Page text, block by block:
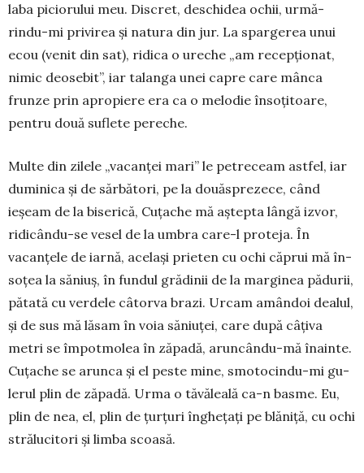
laba piciorului meu. Dis­cret, deschidea ochii, ur­mă­
rindu-mi privirea și natura din jur. La spargerea unui
ecou (venit din sat), ridica o ureche „am recepționat,
nimic deo­sebit”, iar talanga unei capre care mânca
frunze prin apro­piere era ca o melodie înso­țitoare,
pentru două suflete pe­reche.
Multe din zilele „vacanței mari” le petreceam astfel, iar
duminica și de sărbători, pe la douăsprezece, când
ieșeam de la biserică, Cuțache mă aștepta lângă izvor,
ridicându-se vesel de la umbra care-l proteja. În
vacanțele de iarnă, același pri­e­ten cu ochi căprui mă în­
soțea la săniuș, în fundul gră­dinii de la marginea pădu­rii,
pătată cu verdele câtor­va brazi. Urcam amândoi dealul,
și de sus mă lă­sam în voia săniuței, care du­pă câțiva
metri se îm­potmolea în zăpadă, arun­cân­du-mă îna­inte.
Cuțache se arun­ca și el peste mine, smoto­cindu-mi gu­
lerul plin de ză­pa­dă. Urma o tăvăleală ca-n bas­me. Eu,
plin de nea, el, plin de țurțuri în­ghe­țați pe blăniță, cu ochi
stră­lucitori și limba scoasă.